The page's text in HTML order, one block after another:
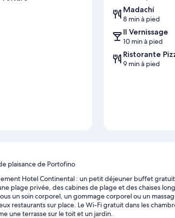
Madachí
8 min à pied
Il Vernissage
10 min à pied
Ristorante
9 min à pied
plaisance de Portofino
Hotel Continental : un petit déjeuner buffet
plage privée, des cabines de plage et des chaises
un soin corporel, un gommage corporel ou un
restaurants sur place. Le Wi-Fi gratuit dans les
une terrasse sur le toit et un jardin.